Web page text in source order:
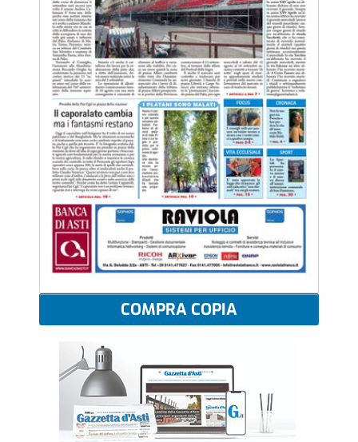
COMPRA COPIA